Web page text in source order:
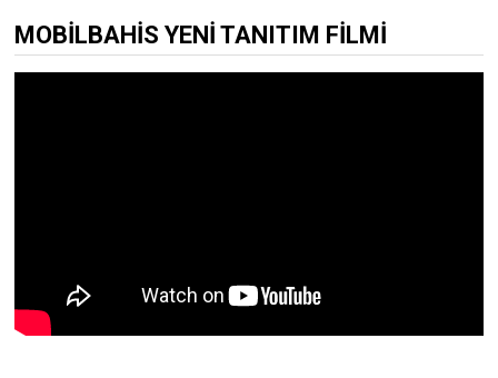
MOBİLBAHİS YENİ TANITIM FİLMİ